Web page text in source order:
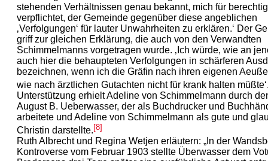
stehenden Verhältnissen genau bekannt, mich für
verpflichtet, der Gemeinde gegenüber diese angeblichen
‚Verfolgungen‘ für lauter Unwahrheiten zu erklären.‘ Der
griff zur gleichen Erklärung, die auch von den Verwandten
Schimmelmanns vorgetragen wurde. ‚Ich würde, wie an
auch hier die behaupteten Verfolgungen in schärferen
bezeichnen, wenn ich die Gräfin nach ihren eigenen
wie nach ärztlichen Gutachten nicht für krank halten
Unterstützung erhielt Adeline von Schimmelmann durch
August B. Ueberwasser, der als Buchdrucker und
arbeitete und Adeline von Schimmelmann als gute und
Christin darstellte. [8]
Ruth Albrecht und Regina Wetjen erläutern: „In der
Kontroverse vom Februar 1903 stellte Überwasser dem